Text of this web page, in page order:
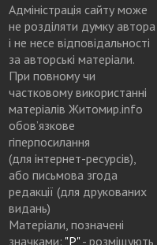
Адміністрація сайту може
не розділяти думку автора
і не несе відповідальності
за авторські матеріали.
При повному чи
частковому використанні
матеріалів Житомир.info
обов’язкове
гіперпосилання
(для інтернет-ресурсів),
або письмова згода
редакції (для друкованих
видань)
Матеріали, позначені
значками: "Р"- розміщують